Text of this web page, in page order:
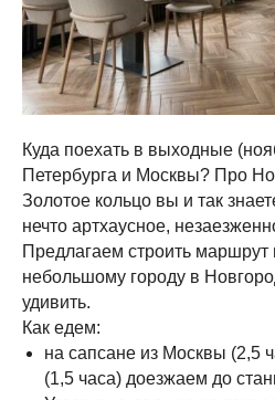
Куда поехать в выходные
Петербурга и Москвы? Про
Золотое кольцо вы и так
нечто артхаусное,
Предлагаем строить
небольшому городу в
удивить.
Как едем:
на сапсане из Москвы (2,5
(1,5 часа) доезжаем до